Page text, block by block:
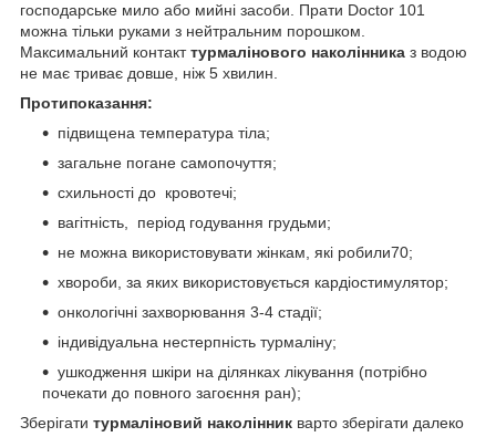
господарське мило або мийні засоби. Прати Doctor 101
можна тільки руками з нейтральним порошком.
Максимальний контакттурмалінового наколінника з водою
не має триває довше, ніж 5 хвилин.
Протипоказання:
підвищена температура тіла;
загальне погане самопочуття;
схильності до кровотечі;
вагітність, період годування грудьми;
не можна використовувати жінкам, які робили70;
хвороби, за яких використовується кардіостимулятор;
онкологічні захворювання 3-4 стадії;
індивідуальна нестерпність турмаліну;
ушкодження шкіри на ділянках лікування (потрібно
почекати до повного загоєння ран);
Зберігати турмаліновий наколінник варто зберігати далеко